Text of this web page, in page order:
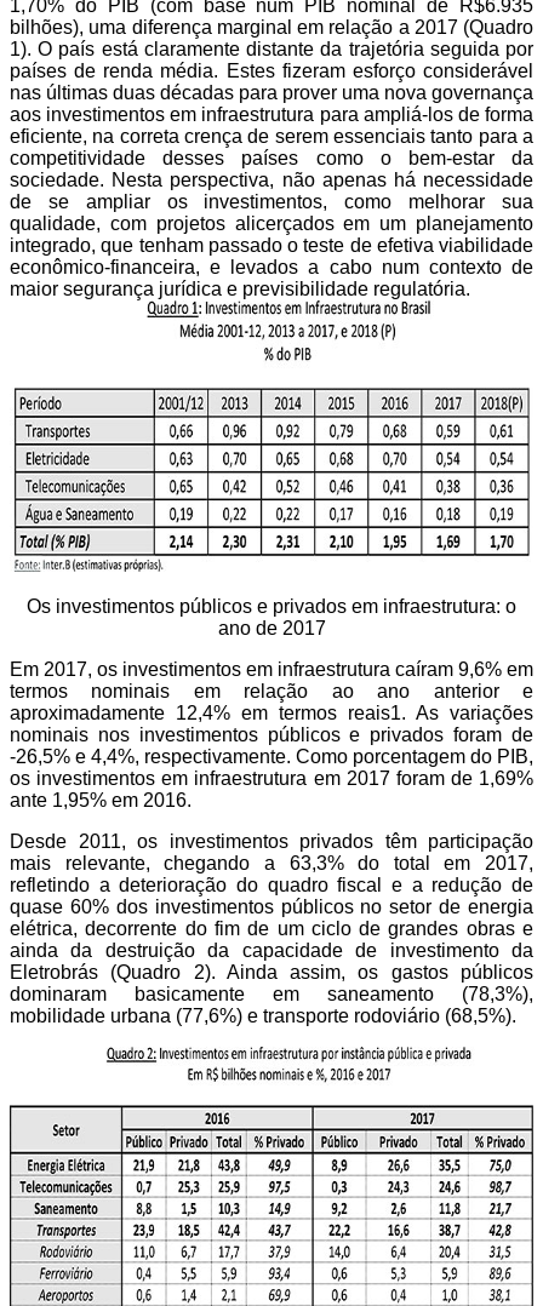
1,70% do PIB (com base num PIB nominal de R$6.935
bilhões), uma diferença marginal em relação a 2017 (Quadro
1). O país está claramente distante da trajetória seguida por
países de renda média. Estes fizeram esforço considerável
nas últimas duas décadas para prover uma nova governança
aos investimentos em infraestrutura para ampliá-los de forma
eficiente, na correta crença de serem essenciais tanto para a
competitividade desses países como o bem-estar da
sociedade. Nesta perspectiva, não apenas há necessidade
de se ampliar os investimentos, como melhorar sua
qualidade, com projetos alicerçados em um planejamento
integrado, que tenham passado o teste de efetiva viabilidade
econômico-financeira, e levados a cabo num contexto de
maior segurança jurídica e previsibilidade regulatória.
Os investimentos públicos e privados em infraestrutura: o
ano de 2017
Em 2017, os investimentos em infraestrutura caíram 9,6% em
termos nominais em relação ao ano anterior e
aproximadamente 12,4% em termos reais1. As variações
nominais nos investimentos públicos e privados foram de
-26,5% e 4,4%, respectivamente. Como porcentagem do PIB,
os investimentos em infraestrutura em 2017 foram de 1,69%
ante 1,95% em 2016.
Desde 2011, os investimentos privados têm participação
mais relevante, chegando a 63,3% do total em 2017,
refletindo a deterioração do quadro fiscal e a redução de
quase 60% dos investimentos públicos no setor de energia
elétrica, decorrente do fim de um ciclo de grandes obras e
ainda da destruição da capacidade de investimento da
Eletrobrás (Quadro 2). Ainda assim, os gastos públicos
dominaram basicamente em saneamento (78,3%),
mobilidade urbana (77,6%) e transporte rodoviário (68,5%).